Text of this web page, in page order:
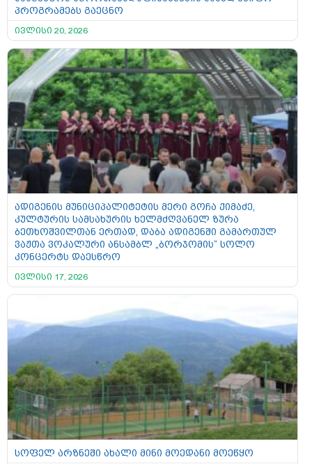
პროგრამებს გაეცნო
ივლისი 20, 2026
ადიგენის მუნიციპალიტეტის მერი გოჩა ქიმაძე,
კულტურის სამსახურის ხელმძღვანელ ზურა
ბეთხოშვილთან ერთად, დაბა ადიგენში გამართულ
ვაჟთა ვოკალური ანსამბლ „ბორჯომის“ სოლო
კონცერტს დაესწრო
ივლისი 17, 2026
სოფელ არზნეში ახალი მინი მოედანი მოეწყო